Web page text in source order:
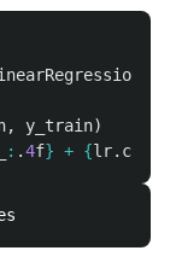
, y_train)
: .4f} + {lr. coef_